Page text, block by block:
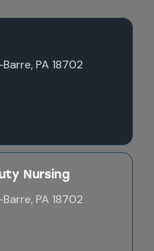
PA 18702
Nursing
Barre, PA 18702